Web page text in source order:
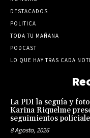
DESTACADOS
POLITICA
TODA TU MAÑANA
PODCAST
LO QUE HAY TRAS CADA
La PDI la seguía y
Karina Riquelme
seguimientos
8 Agosto, 2026